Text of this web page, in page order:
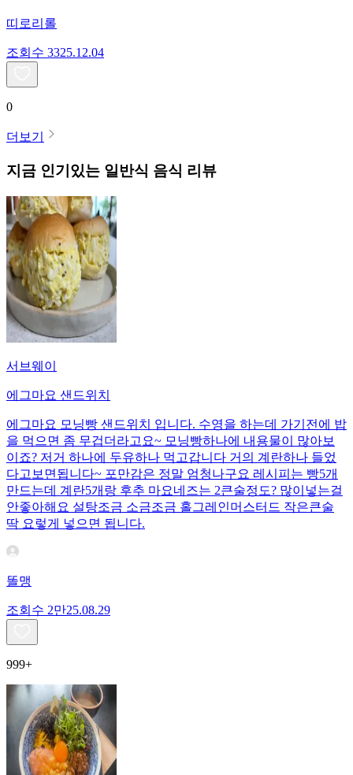
띠로리롤
조회수 3325.12.04
0
더보기
지금 인기있는 일반식 음식 리뷰
서브웨이
에그마요 샌드위치
에그마요 모닝빵 샌드위치 입니다. 수영을 하는데 가기전에 밥
을 먹으면 좀 무겁더라고요~ 모닝빵하나에 내용물이 많아보
이죠? 저거 하나에 두유하나 먹고갑니다 거의 계란하나 들었
다고보면됩니다~ 포만감은 정말 엄청나구요 레시피는 빵5개
만드는데 계란5개랑 후추 마요네즈는 2큰술정도? 많이넣는걸
안좋아해요 설탕조금 소금조금 홀그레인머스터드 작은큰술
딱 요렇게 넣으면 됩니다.
똘맹
조회수 2만25.08.29
999+